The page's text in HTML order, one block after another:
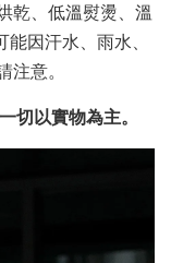
乾、低溫熨燙、溫
因汗水、雨水、
注意。
切以實物為主。